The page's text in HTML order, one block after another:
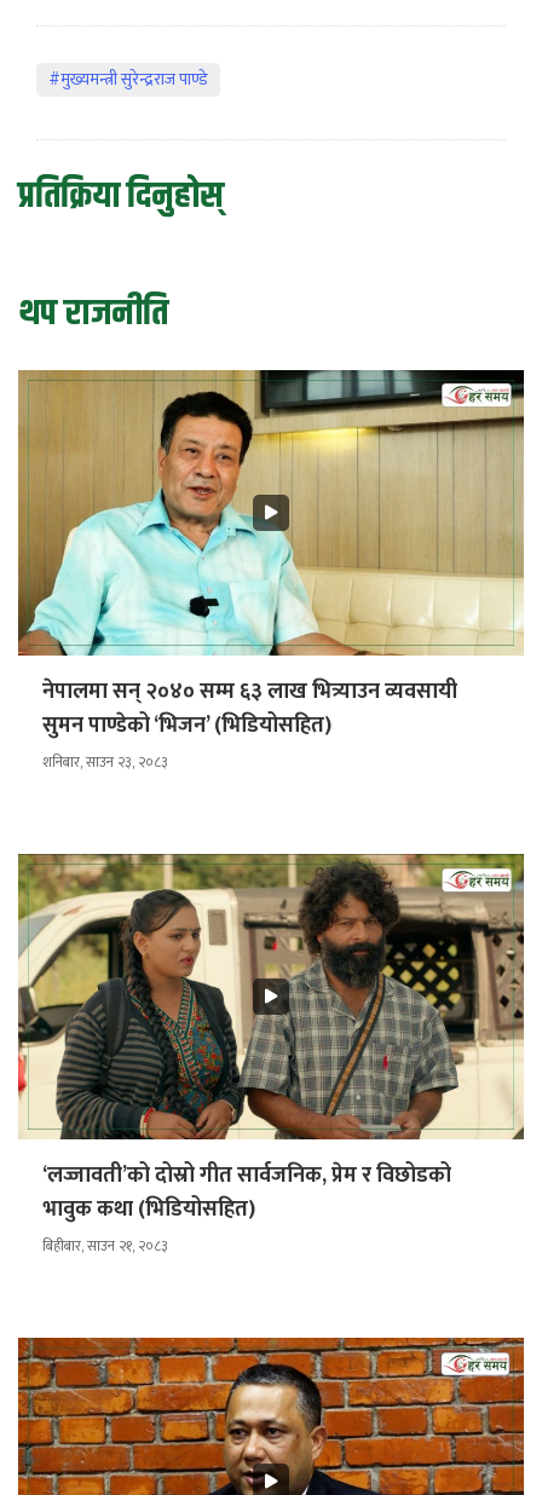
#मुख्यमन्त्री सुरेन्द्रराज पाण्डे
प्रतिक्रिया दिनुहोस्
थप राजनीति
नेपालमा सन् २०४० सम्म ६३ लाख भित्र्याउन व्यवसायी
सुमन पाण्डेको ‘भिजन’ (भिडियोसहित)
शनिबार, साउन २३, २०८३
‘लज्जावती’को दोस्रो गीत सार्वजनिक, प्रेम र विछोडको
भावुक कथा (भिडियोसहित)
बिहीबार, साउन २१, २०८३